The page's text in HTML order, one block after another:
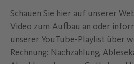
Schauen Sie hier auf unserer
Video zum Aufbau an oder
unserer YouTube-Playlist über
Rechnung: Nachzahlung,